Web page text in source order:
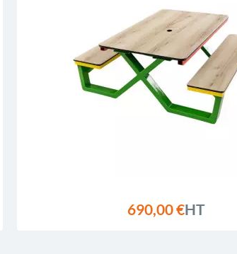
690,00 €HT